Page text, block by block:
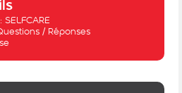
SELFCARE
/ Réponses